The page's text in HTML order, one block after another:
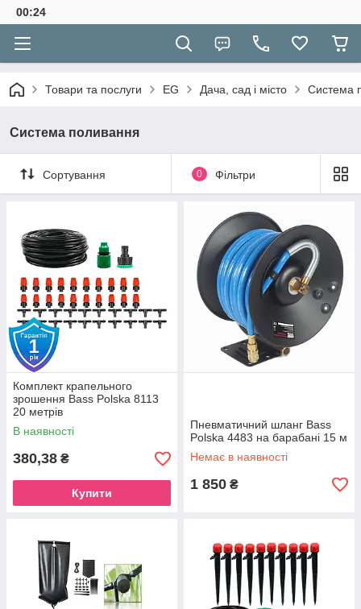
00:24
Товари та послуги EG Дача, сад і місто Система
Система поливання
Сортування 0 Фільтри
Комплект крапельного
зрошення Bass Polska 8113
20 метрів
В наявності
380,38 ₴
Купити
Пневматичний шланг Bass
Polska 4483 на барабані 15 м
Немає в наявності
1 850 ₴